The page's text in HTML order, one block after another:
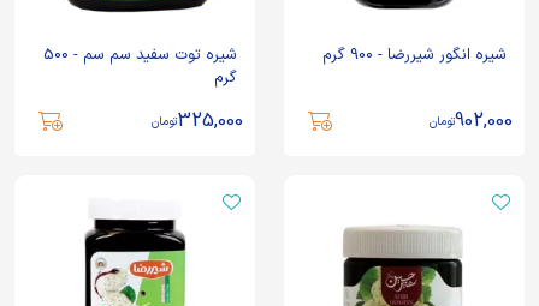
شیره انگور شیررضا - 900 گرم
902,000تومان
شیره توت سفید سم سم - 500
گرم
325,000تومان